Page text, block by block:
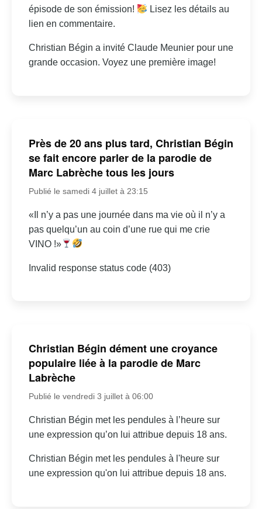
épisode de son émission!
Lisez les détails au
lien en commentaire.
Christian Bégin a invité Claude Meunier pour une
grande occasion. Voyez une première image!
Près de 20 ans plus tard, Christian Bégin
se fait encore parler de la parodie de
Marc Labrèche tous les jours
Publié le samedi 4 juillet à 23:15
«Il n’y a pas une journée dans ma vie où il n’y a
pas quelqu’un au coin d’une rue qui me crie
VINO !»
Invalid response status code (403)
Christian Bégin dément une croyance
populaire liée à la parodie de Marc
Labrèche
Publié le vendredi 3 juillet à 06:00
Christian Bégin met les pendules à l’heure sur
une expression qu’on lui attribue depuis 18 ans.
Christian Bégin met les pendules à l'heure sur
une expression qu'on lui attribue depuis 18 ans.